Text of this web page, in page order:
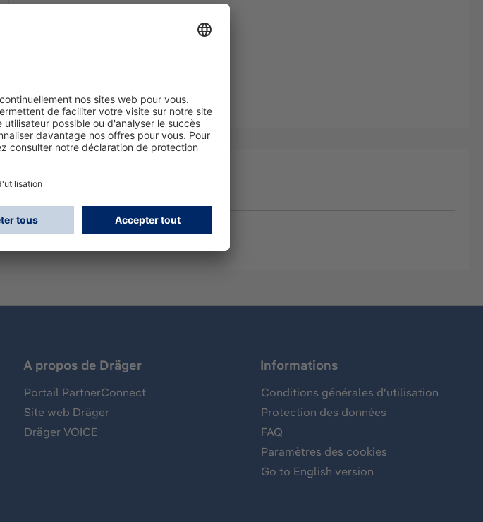
A propos de Dräger
Portail PartnerConnect
Site web Dräger
Dräger VOICE
Informations
Conditions générales d'utilisation
Protection des données
FAQ
Paramètres des cookies
Go to English version